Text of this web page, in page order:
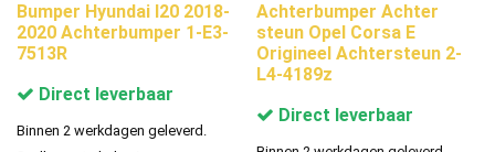
Bumper Hyundai I20 2018-
2020 Achterbumper 1-E3-
7513R
Direct leverbaar
Binnen 2 werkdagen geleverd.
Achterbumper Achter
steun Opel Corsa E
Origineel Achtersteun 2-
L4-4189z
Direct leverbaar